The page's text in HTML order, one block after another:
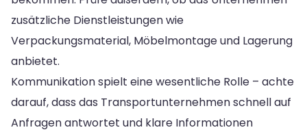
zusätzliche Dienstleistungen wie
Verpackungsmaterial, Möbelmontage und Lagerung
anbietet.
Kommunikation spielt eine wesentliche Rolle – achte
darauf, dass das Transportunternehmen schnell auf
Anfragen antwortet und klare Informationen